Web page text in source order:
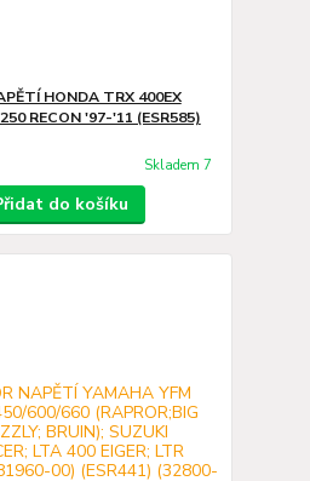
HONDA TRX 400EX
RECON '97-'11 (ESR585)
Skladem 7
do košíku